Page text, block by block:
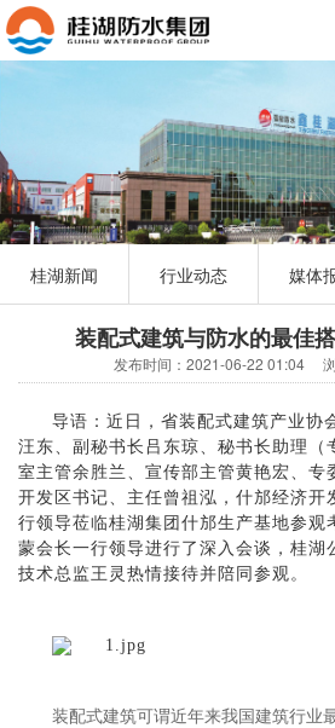
桂湖新闻 行业动态 媒体
装配式建筑与防水的最佳
发布时间：2021-06-22 01:04 浏
导语：近日，省装配式建筑产业协
汪东、副秘书长吕东琼、秘书长助理（
室主管余胜兰、宣传部主管黄艳宏、专
开发区书记、主任曾祖泓，什邡经济开
行领导莅临桂湖集团什邡生产基地参观
蒙会长一行领导进行了深入会谈，桂湖
技术总监王灵热情接待并陪同参观。
装配式建筑可谓近年来我国建筑行业